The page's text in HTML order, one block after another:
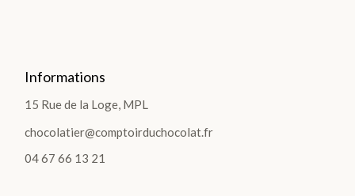
>
Informations
15 Rue de la Loge, MPL
chocolatier@comptoirduchocolat.fr
04 67 66 13 21